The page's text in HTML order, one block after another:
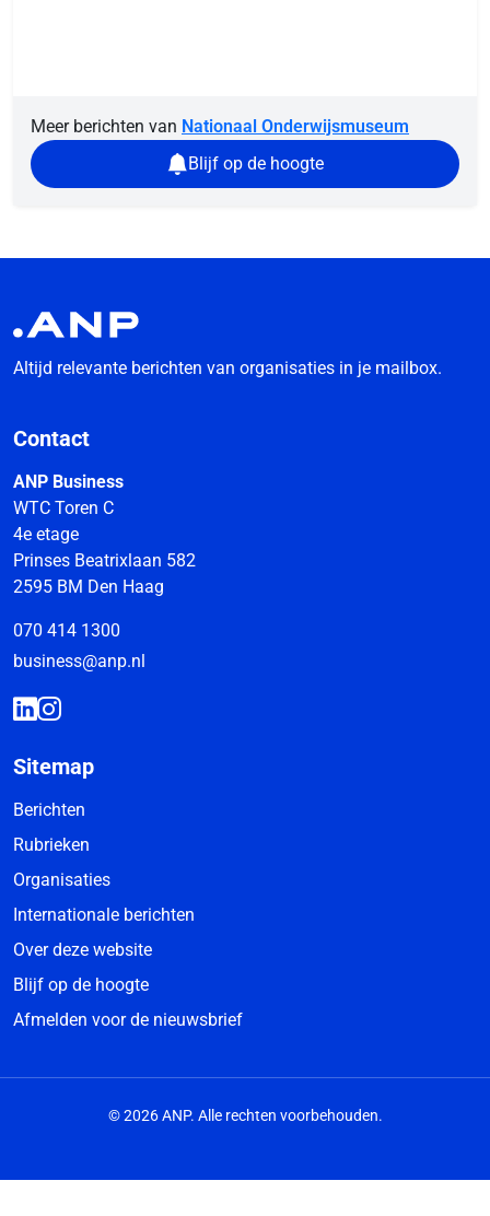
Meer berichten van Nationaal Onderwijsmuseum
Blijf op de hoogte
Altijd relevante berichten van organisaties in je mailbox.
Contact
ANP Business
WTC Toren C
4e etage
Prinses Beatrixlaan 582
2595 BM Den Haag
070 414 1300
business@anp.nl
Sitemap
Berichten
Rubrieken
Organisaties
Internationale berichten
Over deze website
Blijf op de hoogte
Afmelden voor de nieuwsbrief
© 2026 ANP. Alle rechten voorbehouden.